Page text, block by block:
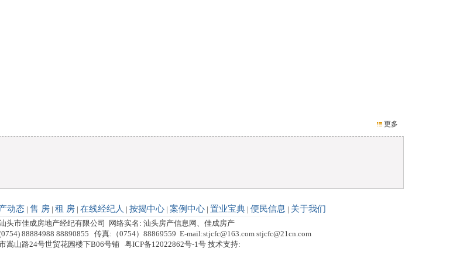
更多
动态 | 售 房| 租 房| 在线经纪人 | 按揭中心| 案例中心| 置业宝典| 便民信息 | 关于我们
头市佳成房地产经纪有限公司 网络实名: 汕头房产信息网、佳成房产
88884988 88890855 传真:（0754）88869559 E-mail:stjcfc@163.com stjcfc@21cn.com
嵩山路24号世贸花园楼下B06号铺 粤ICP备12022862号-1号 技术支持: